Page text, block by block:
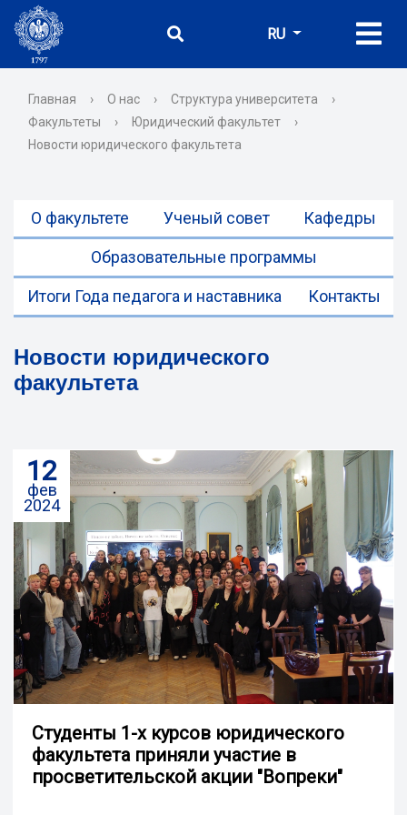
RU
Главная › О нас › Структура университета
›
Факультеты
› Юридический факультет
›
Новости юридического факультета
О факультете Ученый совет Кафедры
Образовательные программы
Итоги Года педагога и наставника Контакты
Новости юридического
факультета
12
фев
2024
Студенты 1-х курсов юридического
факультета приняли участие в
просветительской акции "Вопреки"